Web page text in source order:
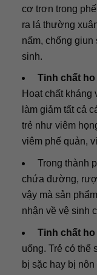
cơ trơn trong
ra lá thường
nấm, chống giun
sinh.
Tinh chất
Hoạt chất
làm giảm tất cả
trẻ như viêm
viêm phế quản,
Trong thành
chứa đường,
vậy mà sản
nhận về vệ sinh
Tinh chất
uống. Trẻ có thể
bị sặc hay bị nôn